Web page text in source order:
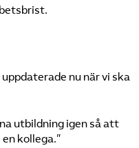
nu när vi ska
utbildning igen så att
kollega.”